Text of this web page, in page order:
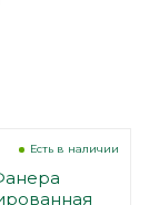
Есть в наличии